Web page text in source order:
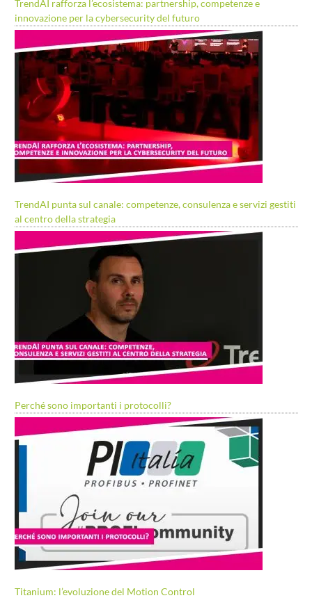
TrendAI rafforza l’ecosistema: partnership, competenze e
innovazione per la cybersecurity del futuro
TrendAI punta sul canale: competenze, consulenza e servizi gestiti
al centro della strategia
Perché sono importanti i protocolli?
Titanium: l’evoluzione del Motion Control